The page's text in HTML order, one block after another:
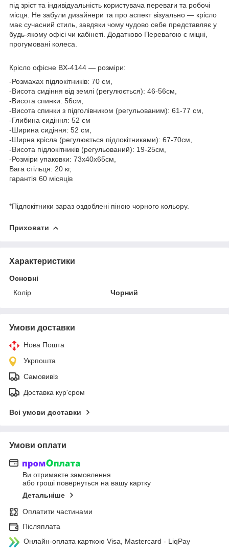
під зріст та індивідуальність користувача переваги та робочі
місця. Не забули дизайнери та про аспект візуально — крісло
має сучасний стиль, завдяки чому чудово себе представляє у
будь-якому офісі чи кабінеті. Додатково Перевагою є міцні,
прогумовані колеса.
Крісло офісне BX-4144 — розміри:
-Розмахах підлокітників: 70 см,
-Висота сидіння від землі (регулюється): 46-56см,
-Висота спинки: 56см,
-Висота спинки з підголівником (регульованим): 61-77 см,
-Глибина сидіння: 52 см
-Ширина сидіння: 52 см,
-Ширна крісла (регулюється підлокітниками): 67-70см,
-Висота підлокітників (регульований): 19-25см,
-Розміри упаковки: 73x40x65см,
Вага стільця: 20 кг,
гарантія 60 місяців
*Підлокітники зараз оздоблені піною чорного кольору.
Приховати
Характеристики
Основні
Колір
Чорний
Умови доставки
Нова Пошта
Укрпошта
Самовивіз
Доставка кур'єром
Всі умови доставки
Умови оплати
Ви отримаєте замовлення
або гроші повернуться на вашу картку
Детальніше
Оплатити частинами
Післяплата
Онлайн-оплата карткою Visa, Mastercard - LiqPay